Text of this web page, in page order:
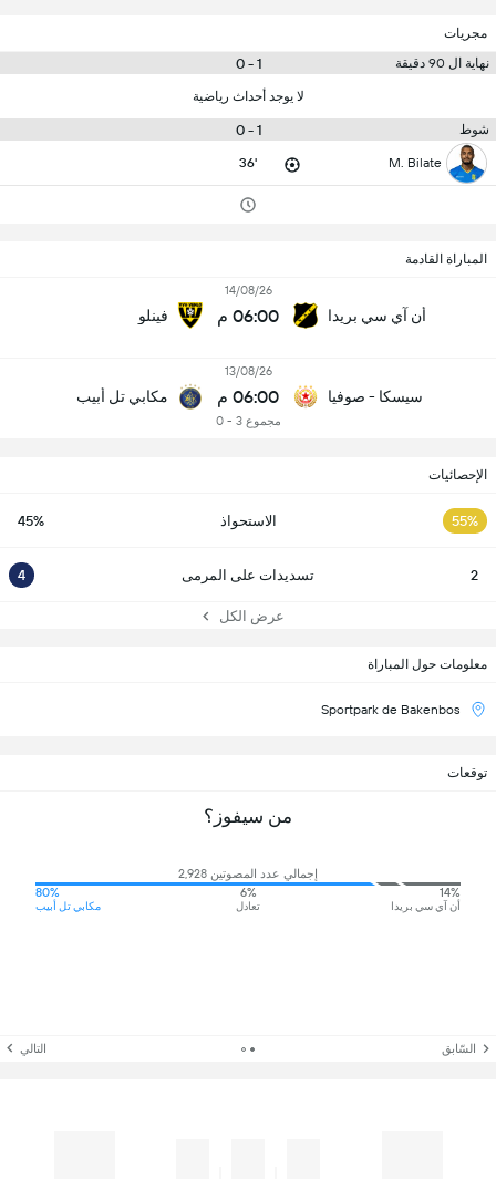
مجريات
نهاية ال 90 دقيقة
1 - 0
لا يوجد أحداث رياضية
شوط 1 - 0
M. Bilate
36'
المباراة القادمة
أن آي سي بريدا
14/08/26
06:00 م فينلو
سيسكا - صوفيا
13/08/26
06:00 م
مجموع 3 - 0
مكابي تل أبيب
الإحصائيات
55% الاستحواذ 45%
2 تسديدات على المرمى 4
عرض الكل
معلومات حول المباراة
Sportpark de Bakenbos
توقعات
من سيفوز؟
إجمالي عدد المصوتين 2,928
14%
أن آي سي بريدا
6%
تعادل
80%
مكابي تل أبيب
السّابق التالي